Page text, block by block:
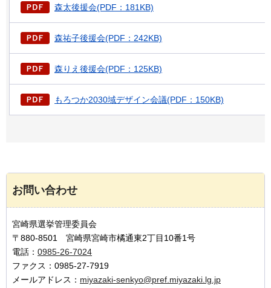
森太後援会(PDF：181KB)
森祐子後援会(PDF：242KB)
森りえ後援会(PDF：125KB)
もろつか2030域デザイン会議(PDF：150KB)
お問い合わせ
宮崎県選挙管理委員会
〒880-8501 宮崎県宮崎市橘通東2丁目10番1号
電話： 0985-26-7024
ファクス：0985-27-7919
メールアドレス： miyazaki-senkyo@pref.miyazaki.lg.jp